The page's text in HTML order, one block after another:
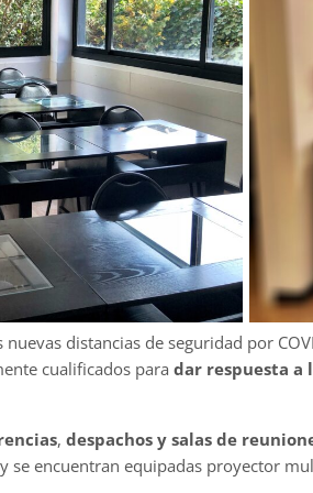
distancias de seguridad por
cualificados para dar respuesta a
, despachos y salas de
se encuentran equipadas proyector